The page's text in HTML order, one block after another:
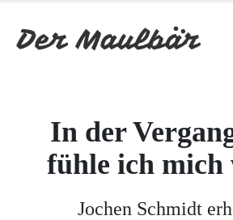
In der
fühle ich mich
Jochen Schmidt